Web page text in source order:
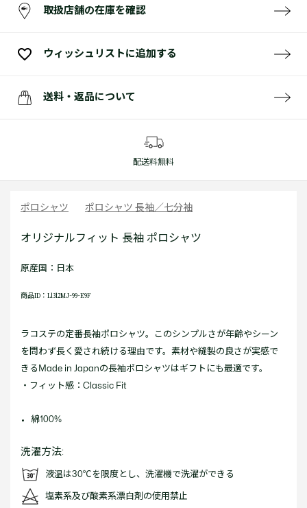
取扱店舗の在庫を確認
ウィッシュリストに追加する
送料・返品について
配送料無料
ポロシャツ ポロシャツ 長袖／七分袖
オリジナルフィット 長袖 ポロシャツ
原産国：日本
商品ID：L1312MJ-99-E9F
ラコステの定番長袖ポロシャツ。このシンプルさが年齢やシーン
を問わず長く愛され続ける理由です。素材や縫製の良さが実感で
きるMade in Japanの長袖ポロシャツはギフトにも最適です。
・フィット感：Classic Fit
綿100%
洗濯方法:
液温は30℃を限度とし、洗濯機で洗濯ができる
塩素系及び酸素系漂白剤の使用禁止